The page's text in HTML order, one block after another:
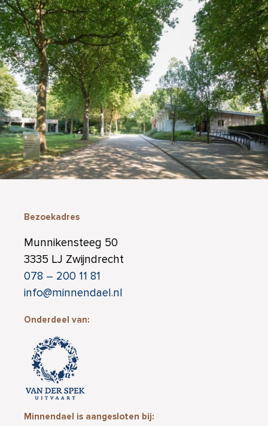
Bezoekadres
Munnikensteeg 50
3335 LJ Zwijndrecht
078 – 200 11 81
info@minnendael.nl
Onderdeel van:
Minnendael is aangesloten bij: